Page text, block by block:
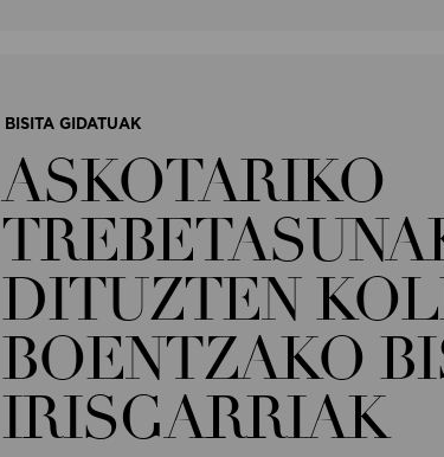
BISITA GIDATUAK
ASKOTARIKO
DITUZTEN
BOENTZAKO
IRISGARRIAK